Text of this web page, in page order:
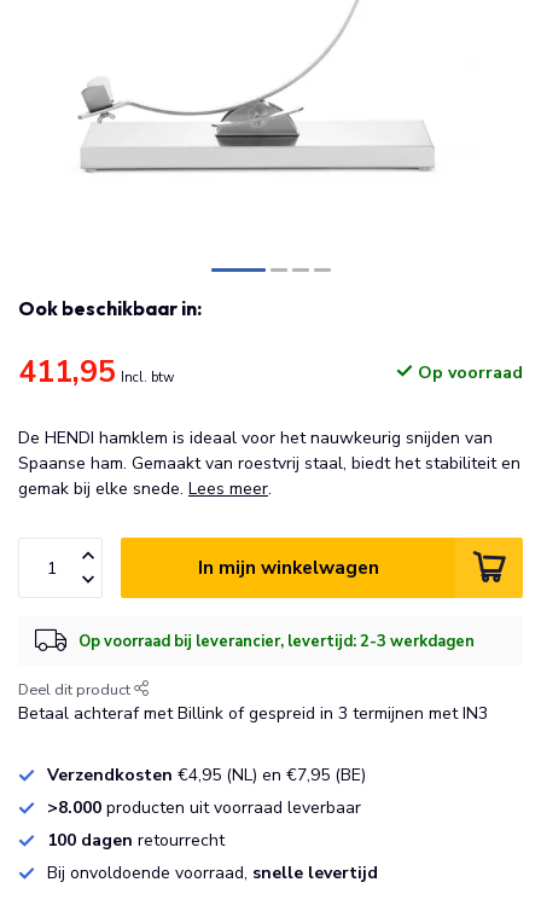
Ook beschikbaar in:
411,95 Incl. btw Op voorraad
De HENDI hamklem is ideaal voor het nauwkeurig snijden van
Spaanse ham. Gemaakt van roestvrij staal, biedt het stabiliteit en
gemak bij elke snede. Lees meer.
In mijn winkelwagen
Op voorraad bij leverancier, levertijd: 2-3 werkdagen
Deel dit product
Betaal achteraf met Billink of gespreid in 3 termijnen met IN3
Verzendkosten €4,95 (NL) en €7,95 (BE)
>8.000 producten uit voorraad leverbaar
100 dagen retourrecht
Bij onvoldoende voorraad, snelle levertijd